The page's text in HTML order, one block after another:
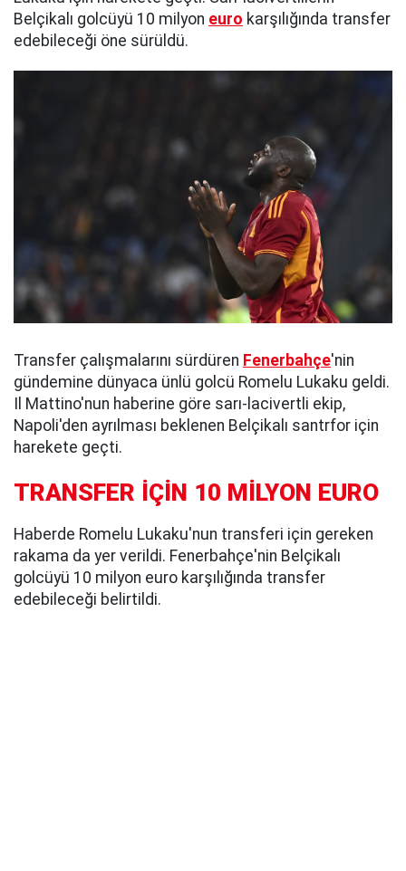
Belçikalı golcüyü 10 milyon euro karşılığında transfer
edebileceği öne sürüldü.
Transfer çalışmalarını sürdüren Fenerbahçe'nin
gündemine dünyaca ünlü golcü Romelu Lukaku geldi.
Il Mattino'nun haberine göre sarı-lacivertli ekip,
Napoli'den ayrılması beklenen Belçikalı santrfor için
harekete geçti.
TRANSFER İÇİN 10 MİLYON EURO
Haberde Romelu Lukaku'nun transferi için gereken
rakama da yer verildi. Fenerbahçe'nin Belçikalı
golcüyü 10 milyon euro karşılığında transfer
edebileceği belirtildi.